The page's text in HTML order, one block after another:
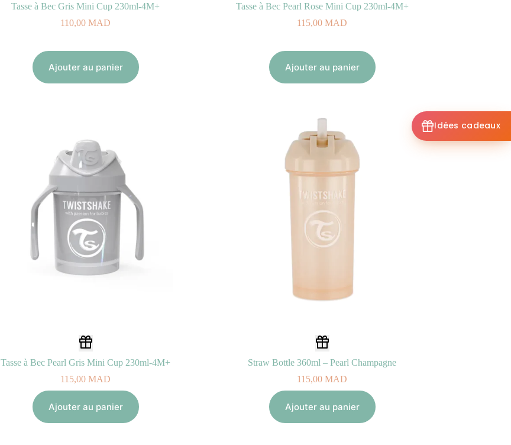
Tasse à Bec Gris Mini Cup 230ml-4M+
110,00 MAD
Ajouter au panier
Tasse à Bec Pearl Rose Mini Cup 230ml-4M+
115,00 MAD
Ajouter au panier
Tasse à Bec Pearl Gris Mini Cup 230ml-4M+
115,00 MAD
Ajouter au panier
Straw Bottle 360ml – Pearl Champagne
115,00 MAD
Ajouter au panier
Idées cadeaux